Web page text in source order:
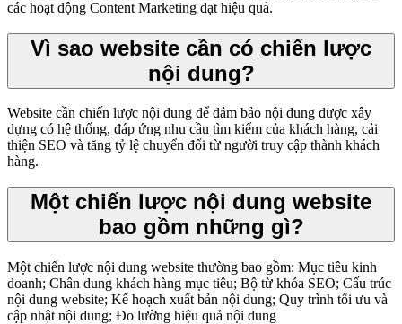
các hoạt động Content Marketing đạt hiệu quả.
Vì sao website cần có chiến lược
nội dung?
Website cần chiến lược nội dung để đảm bảo nội dung được xây
dựng có hệ thống, đáp ứng nhu cầu tìm kiếm của khách hàng, cải
thiện SEO và tăng tỷ lệ chuyển đổi từ người truy cập thành khách
hàng.
Một chiến lược nội dung website
bao gồm những gì?
Một chiến lược nội dung website thường bao gồm: Mục tiêu kinh
doanh; Chân dung khách hàng mục tiêu; Bộ từ khóa SEO; Cấu trúc
nội dung website; Kế hoạch xuất bản nội dung; Quy trình tối ưu và
cập nhật nội dung; Đo lường hiệu quả nội dung